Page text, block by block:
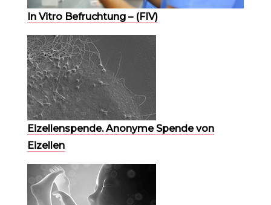
In Vitro Befruchtung – (FIV)
Eizellenspende. Anonyme Spende von
Eizellen